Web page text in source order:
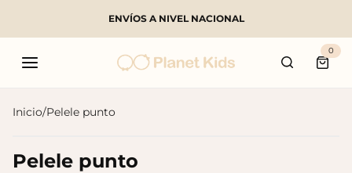
ENVÍOS A NIVEL NACIONAL
0
Inicio/Pelele punto
Pelele punto
Buscar
Productos populares